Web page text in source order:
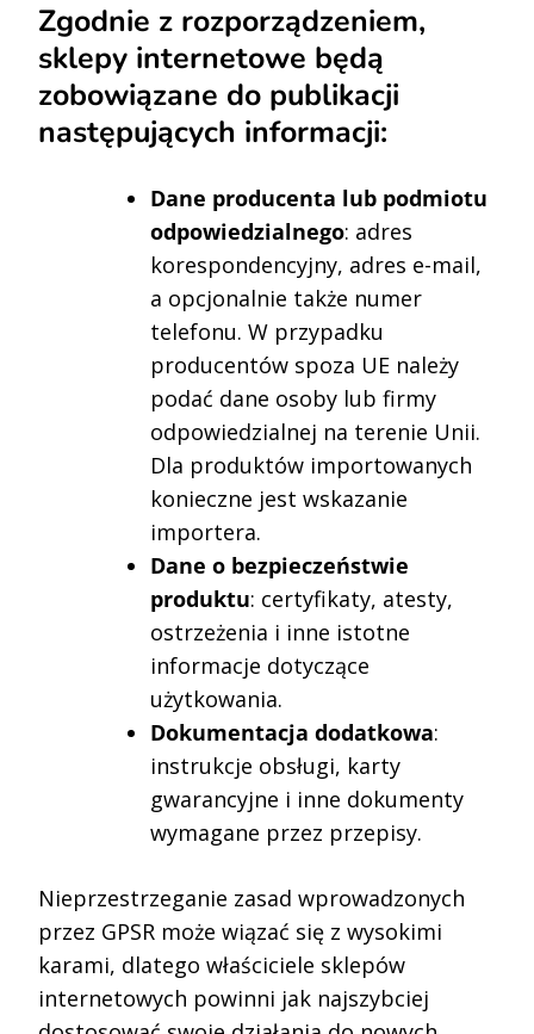
Zgodnie z rozporządzeniem,
sklepy internetowe będą
zobowiązane do publikacji
następujących informacji:
Dane producenta lub podmiotu
odpowiedzialnego: adres
korespondencyjny, adres e-mail,
a opcjonalnie także numer
telefonu. W przypadku
producentów spoza UE należy
podać dane osoby lub firmy
odpowiedzialnej na terenie Unii.
Dla produktów importowanych
konieczne jest wskazanie
importera.
Dane o bezpieczeństwie
produktu: certyfikaty, atesty,
ostrzeżenia i inne istotne
informacje dotyczące
użytkowania.
Dokumentacja dodatkowa:
instrukcje obsługi, karty
gwarancyjne i inne dokumenty
wymagane przez przepisy.
Nieprzestrzeganie zasad wprowadzonych
przez GPSR może wiązać się z wysokimi
karami, dlatego właściciele sklepów
internetowych powinni jak najszybciej